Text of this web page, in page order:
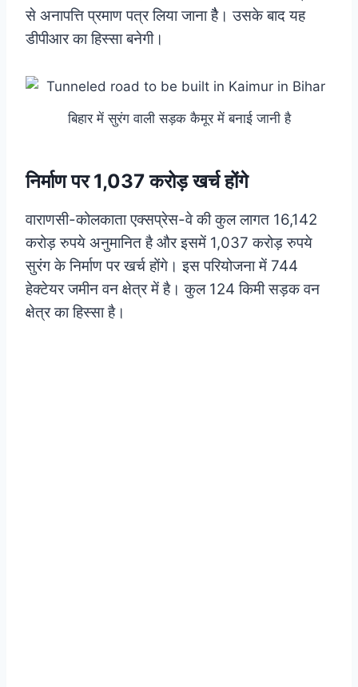
से अनापत्ति प्रमाण पत्र लिया जाना हैै। उसके बाद यह
डीपीआर का हिस्सा बनेगी।
बिहार में सुरंग वाली सड़क कैमूर में बनाई जानी है
निर्माण पर 1,037 करोड़ खर्च होंगे
वाराणसी-कोलकाता एक्सप्रेस-वे की कुल लागत 16,142
करोड़ रुपये अनुमानित है और इसमें 1,037 करोड़ रुपये
सुरंग के निर्माण पर खर्च होंगे। इस परियोजना में 744
हेक्टेयर जमीन वन क्षेत्र में है। कुल 124 किमी सड़क वन
क्षेत्र का हिस्सा है।